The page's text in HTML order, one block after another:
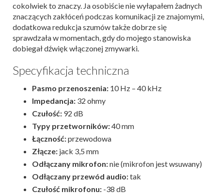
cokolwiek to znaczy. Ja osobiście nie wyłapałem żadnych
znaczących zakłóceń podczas komunikacji ze znajomymi,
dodatkowa redukcja szumów także dobrze się
sprawdzała w momentach, gdy do mojego stanowiska
dobiegał dźwięk włączonej zmywarki.
Specyfikacja techniczna
Pasmo przenoszenia: 10 Hz – 40 kHz
Impedancja: 32 ohmy
Czułość: 92 dB
Typy przetworników:40 mm
Łączność:przewodowa
Złącze: jack 3,5 mm
Odłączany mikrofon:nie (mikrofon jest wsuwany)
Odłączany przewód audio:tak
Czułość mikrofonu: -38 dB